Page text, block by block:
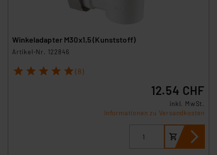
Winkeladapter M30x1,5 (Kunststoff)
Artikel-Nr. 122846
1 2 3 4 5 (8)
12.54 CHF
inkl. MwSt.
Informationen zu Versandkosten